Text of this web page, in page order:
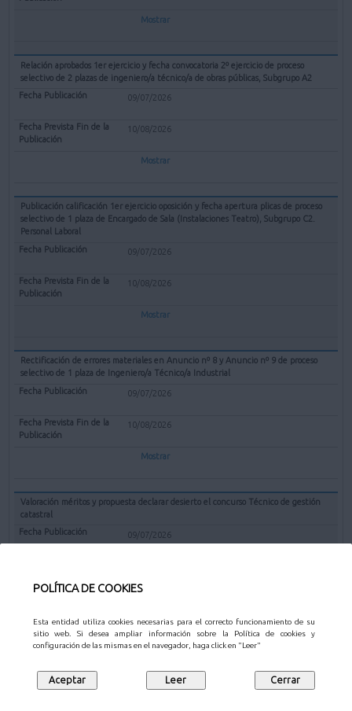
POLÍTICA DE COOKIES
Esta entidad utiliza cookies necesarias para el correcto funcionamiento de su
sitio web. Si desea ampliar información sobre la Política de cookies y
configuración de las mismas en el navegador, haga click en "Leer"
Mostrar
Relación aprobados 1er ejercicio y fecha convocatoria 2º ejercicio de proceso
selectivo de 2 plazas de ingeniero/a técnico/a de obras públicas, Subgrupo A2
09/07/2026
10/08/2026
Mostrar
Publicación calificación 1er ejercicio oposición y fecha apertura plicas de proceso
selectivo de 1 plaza de Encargado de Sala (Instalaciones Teatro), Subgrupo C2.
Personal Laboral
09/07/2026
10/08/2026
Mostrar
Rectificación de errores materiales en Anuncio nº 8 y Anuncio nº 9 de proceso
selectivo de 1 plaza de Ingeniero/a Técnico/a Industrial
09/07/2026
10/08/2026
Mostrar
Valoración méritos y propuesta declarar desierto el concurso Técnico de gestión
catastral
09/07/2026
Nombramiento del puesto de trabajo denominado Intendente Jefe Policía
07/07/2026